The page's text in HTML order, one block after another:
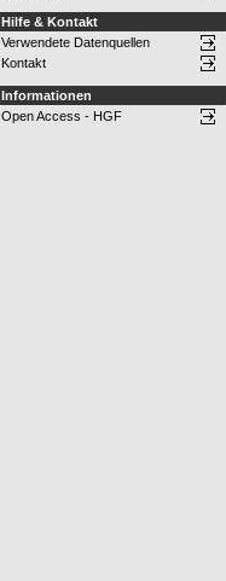
Hilfe & Kontakt
Verwendete Datenquellen
Kontakt
Informationen
Open Access - HGF